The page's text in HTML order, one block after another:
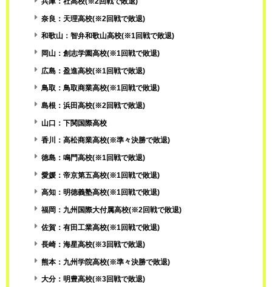
奈良：天理高校(※2回戦で敗退)
和歌山：智弁和歌山高校(※1回戦で敗退)
岡山：創志学園高校(※1回戦で敗退)
広島：盈進高校(※1回戦で敗退)
鳥取：鳥取商業高校(※1回戦で敗退)
島根：浜田高校(※2回戦で敗退)
山口：下関国際高校
香川：高松商業高校(※準々決勝で敗退)
徳島：鳴門高校(※1回戦で敗退)
愛媛：帝京第五高校(※1回戦で敗退)
高知：明徳義塾高校(※1回戦で敗退)
福岡：九州国際大付属高校(※2回戦で敗退)
佐賀：有田工業高校(※1回戦で敗退)
長崎：海星高校(※3回戦で敗退)
熊本：九州学院高校(※準々決勝で敗退)
大分：明豊高校(※3回戦で敗退)